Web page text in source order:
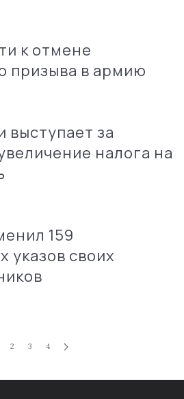
к отмене
призыва в армию
за
налога на
159
указов своих
2 3 4